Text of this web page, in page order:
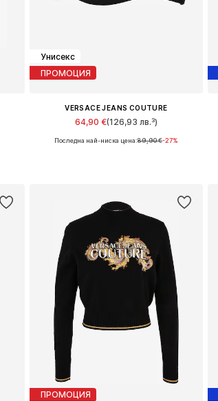
Унисекс
ПРОМОЦИЯ
VERSACE JEANS COUTURE
64,90 €(126,93 лв.³)
Налични размери: 55-60
Последна най-ниска цена:89,90 €-27%
ПРОМОЦИЯ